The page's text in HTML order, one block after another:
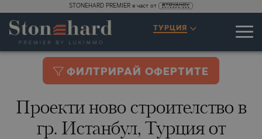
STONEHARD PREMIER е част от
ТУРЦИЯ
ФИЛТРИРАЙ ОФЕРТИТЕ
Проекти ново строителство в
гр. Истанбул, Турция от